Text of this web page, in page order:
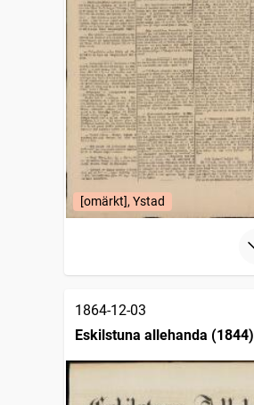
[omärkt], Ystad
1864-12-03
Eskilstuna allehanda (1844)